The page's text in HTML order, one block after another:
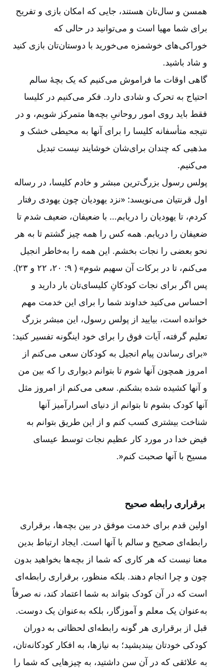
همسن و سال‌تان هستند، جایی که امکان بازی و تفریح
برای شما مهیا است و می‌توانید در حالی که
خوراکی‌های خوشمزه می‌خورید با دوستان‌تان بازی کنید
و شاد باشید.
گاهی اوقات ما فراموش می‌کنیم که یک بچۀ سالم
احتیاج به تحرک و شادی دارد. فکر می‌کنیم در کلیسا
فقط باید روی امور روحانیِ بچه‌ها متمرکز شویم، و در
نتیجه متأسفانه کلیسا را برای آنها به محیطی خشک و
مذهبی که چندان برای‌شان خوشایند نیست تبدیل
می‌کنیم.
پولس رسول بزرگ‌ترین مبشر و خادم کلیسا، در رساله
اول قرنتیان می‌نویسد: «نزد یهودیان چون یهودی رفتار
کردم، تا یهودیان را دریابم... با ضعیفان، ضعیف شدم تا
ضعیفان را دریابم. همه کس را همه چیز گشتم تا به هر
نحو بعضی را نجات بخشم. این همه را به‌خاطر انجیل
می‌کنم، تا در برکات آن سهیم شوم» ( ۹: ۲۰، ۲۲ و ۲۳).
پس اگر برای نجات کودکانِ کلیسای‌تان بار دارید و
احساس می‌کنید خداوند شما را برای این خدمت مهم
خوانده است، بیایید از پولس رسول، این مبشر بزرگ
تعلیم گرفته، آیات فوق را برای خود اینگونه تفسیر کنید:
«برای رساندن پیام انجیل به کودکان سعی می‌کنم از
امروز همچون آنها شوم تا بتوانم دیواری را که بین من
و آنها کشیده شده بشکنم. سعی می‌کنم از امروز مثل
آنها کودک بشوم تا بتوانم از دنیای اسرارآمیز آنها
شناخت بیشتری کسب کنم و از این طریق بتوانم به
فیض خدا در مورد کار عظیم نجات توسط عیسای
مسیح با آنها صحبت کنم.»
برقراری رابطه صحیح
اولین قدم برای خدمت موفق در بین بچه‌ها، برقراری
رابطه‌ای صحیح و سالم با آنها است. ایجاد ارتباط بدین
معنا نیست که هر کاری که شما از بچه‌ها بخواهید بدون
چون و چرا انجام دهند. بلکه منظور، برقراری رابطه‌ای
است که در آن کودک بتواند به شما اعتماد کند، نه صرفاً
به‌عنوان یک معلم و آموزگار، بلکه به‌عنوان یک دوست.
قبل از برقراری هر گونه رابطه‌ای لحظاتی به دوران
کودکی خودتان بیندیشید؛ به نیازها، به افکار کودکانه‌تان،
به علائقی که در آن سن داشتید، به چیزهایی که شما را